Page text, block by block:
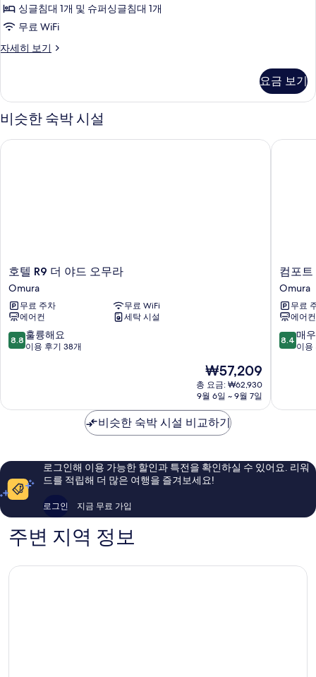
진
모
두
실
자
세
히
윈
금
공
용
욕
실
싱글침대 1개 및 슈퍼싱글침대 1개
무료 WiFi
자세히 보기
이
트
윈
룸,
연,
요금 보기
비슷한 숙박 시설
호
텔
R9
더
야
드
오
호텔 R9 더 야드 오무라
Omura
무료 주차
무료 WiFi
에어컨
세탁 시설
10
점
점,
요,
용
후
개
8.8 훌륭해요
이용 후기 38개
현
재
요
₩57,209
₩57,209
총 요금: ₩62,930
9월 6일 ~ 9월 7일
호텔 R9 더 야드 오무라
컴
포
트
인
나
가
사
컴포
Omura
무료
에어컨
10
점
점,
아
요,
8.4 매
이용
컴포트
비슷한 숙박 시설 비교하기
로그인해 이용 가능한 할인과 특전을 확인하실 수 있어요. 리워
드를 적립해 더 많은 여행을 즐겨보세요!
로그인 지금 무료 가입
주변 지역 정보